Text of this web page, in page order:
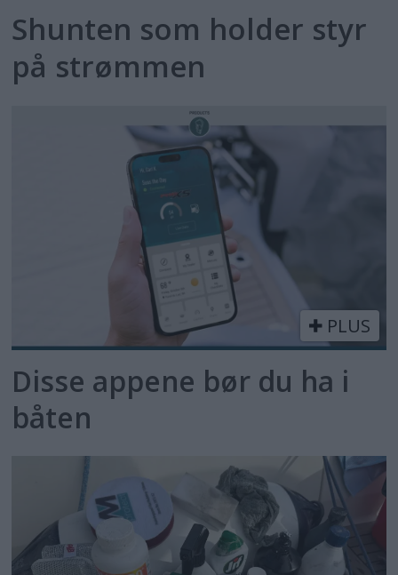
Shunten som holder styr
på strømmen
PLUS
Disse appene bør du ha i
båten